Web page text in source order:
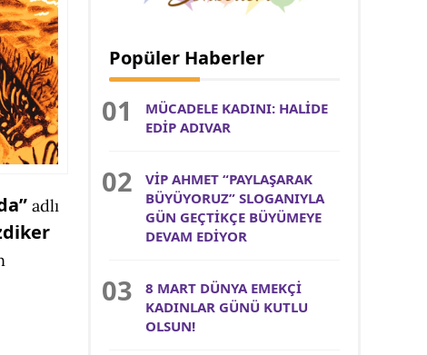
adlı
Popüler Haberler
MÜCADELE KADINI: HALİDE
EDİP ADIVAR
VİP AHMET “PAYLAŞARAK
BÜYÜYORUZ” SLOGANIYLA
GÜN GEÇTİKÇE BÜYÜMEYE
DEVAM EDİYOR
8 MART DÜNYA EMEKÇİ
KADINLAR GÜNÜ KUTLU
OLSUN!